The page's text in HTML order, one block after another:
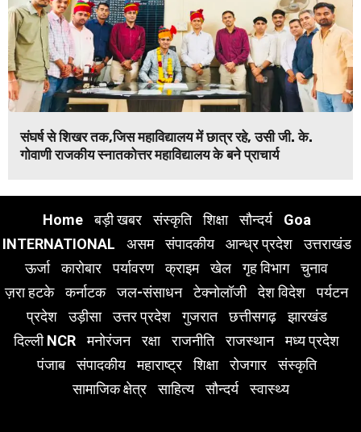
संघर्ष से शिखर तक,जिस महाविद्यालय में छात्र रहे, उसी जी. के.
गोवाणी राजकीय स्नातकोत्तर महाविद्यालय के बने प्राचार्य
Home बड़ी खबर संस्कृति शिक्षा सौन्दर्य
Goa
INTERNATIONAL
असम संपादकीय आन्ध्र प्रदेश
उत्तराखंड
ऊर्जा
कारोबार पर्यावरण क्राइम खेल गृह विभाग
चुनाव
ज़रा हटके
कर्नाटक जल-संसाधन टेक्नोलॉजी देश विदेश
पर्यटन
प्रदेश
उड़ीसा उत्तर प्रदेश गुजरात छत्तीसगढ़
झारखंड
दिल्ली NCR
मनोरंजन रक्षा राजनीति राजस्थान
मध्य प्रदेश
पंजाब
संपादकीय महाराष्ट्र शिक्षा रोजगार
संस्कृति
सामाजिक क्षेत्र
साहित्य सौन्दर्य स्वास्थ्य